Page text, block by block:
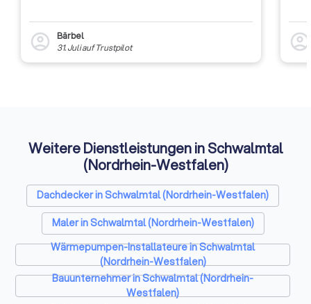
account_circle
Bärbel
31. Juliauf Trustpilot account_circle
Weitere Dienstleistungen in Schwalmtal
(Nordrhein-Westfalen)
Dachdecker in Schwalmtal (Nordrhein-Westfalen)
Maler in Schwalmtal (Nordrhein-Westfalen)
Wärmepumpen-Installateure in Schwalmtal
(Nordrhein-Westfalen)
Bauunternehmer in Schwalmtal (Nordrhein-
Westfalen)